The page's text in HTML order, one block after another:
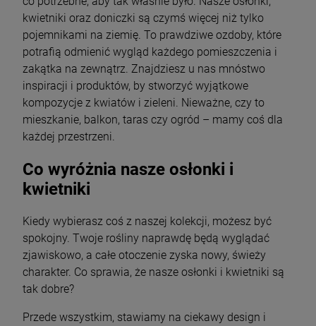
kwietniki oraz doniczki są czymś więcej niż tylko
pojemnikami na ziemię. To prawdziwe ozdoby, które
potrafią odmienić wygląd każdego pomieszczenia i
zakątka na zewnątrz. Znajdziesz u nas mnóstwo
inspiracji i produktów, by stworzyć wyjątkowe
kompozycje z kwiatów i zieleni. Nieważne, czy to
mieszkanie, balkon, taras czy ogród – mamy coś dla
każdej przestrzeni.
Co wyróżnia nasze osłonki i
kwietniki
Kiedy wybierasz coś z naszej kolekcji, możesz być
spokojny. Twoje rośliny naprawdę będą wyglądać
zjawiskowo, a całe otoczenie zyska nowy, świeży
charakter. Co sprawia, że nasze osłonki i kwietniki są
tak dobre?
Przede wszystkim, stawiamy na ciekawy design i